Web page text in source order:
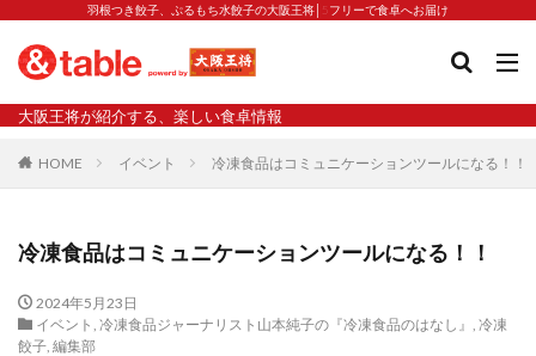
羽根つき餃子、ぷるもち水餃子の大阪王将│5フリーで食卓へお届け
大阪王将が紹介する、楽しい食卓情報
HOME イベント 冷凍食品はコミュニケーションツールになる！！
冷凍食品はコミュニケーションツールになる！！
2024年5月23日
イベント , 冷凍食品ジャーナリスト山本純子の『冷凍食品のはなし』 , 冷凍
餃子, 編集部
タグ
2023新商品 炒飯の素 業務スーパー
水餃子
減塩
渡韓 渡韓ごっこ 炒飯
焼きそば
焼売と飲みたい
焼酎 猛暑 栄養
春雨
白くなる
大阪王将 背徳のバターすぎるぎょうざ
天津飯
夫婦